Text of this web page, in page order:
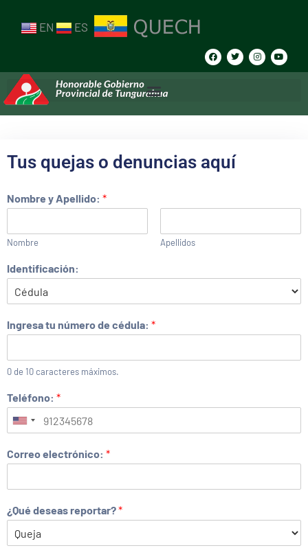
EN ES
Tus quejas o denuncias aquí
Nombre y Apellido: *
Nombre Apellidos
Identificación:
Ingresa tu número de cédula: *
0 de 10 caracteres máximos.
Teléfono: *
Correo electrónico: *
¿Qué deseas reportar?*